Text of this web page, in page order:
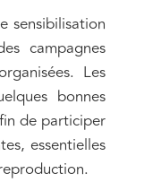
sensibilisation
campagnes
Les
bonnes
de participer
essentielles